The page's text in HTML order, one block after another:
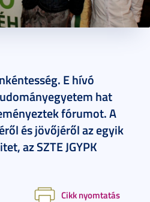
E hívó
hat
fórumot. A
és jövőjéről az egyik
az SZTE JGYPK
Cikk nyomtatás